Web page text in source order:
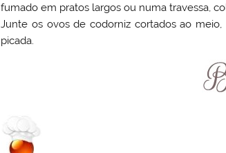
fumado em pratos largos ou numa travessa,
Junte os ovos de codorniz cortados ao
picada.